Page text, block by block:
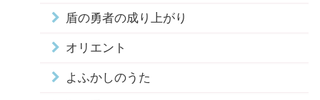
盾の勇者の成り上がり
オリエント
よふかしのうた